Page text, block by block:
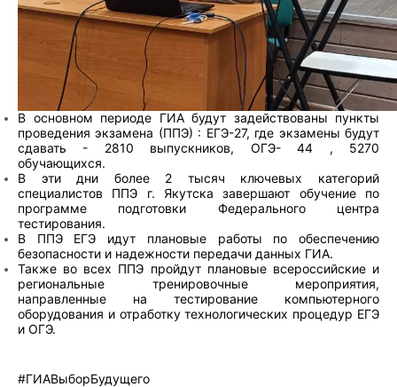
В основном периоде ГИА будут задействованы пункты
проведения экзамена (ППЭ) : ЕГЭ-27, где экзамены будут
сдавать - 2810 выпускников, ОГЭ- 44 , 5270
обучающихся.
В эти дни более 2 тысяч ключевых категорий
специалистов ППЭ г. Якутска завершают обучение по
программе подготовки Федерального центра
тестирования.
В ППЭ ЕГЭ идут плановые работы по обеспечению
безопасности и надежности передачи данных ГИА.
Также во всех ППЭ пройдут плановые всероссийские и
региональные тренировочные мероприятия,
направленные на тестирование компьютерного
оборудования и отработку технологических процедур ЕГЭ
и ОГЭ.
#ГИАВыборБудущего